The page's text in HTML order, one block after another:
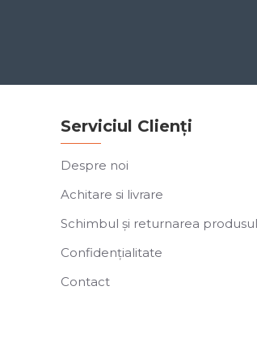
Serviciul Clienți
Despre noi
Achitare si livrare
Schimbul și returnarea
Confidențialitate
Contact